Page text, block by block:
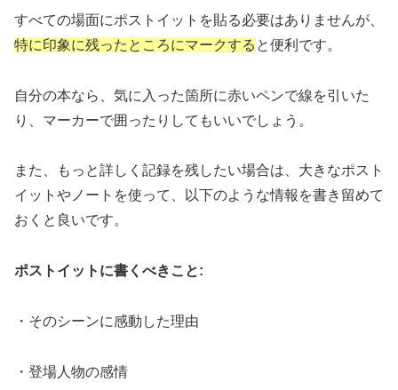
すべての場面にポストイットを貼る必要はありませんが、
特に印象に残ったところにマークする と便利です。
自分の本なら、気に入った箇所に赤いペンで線を引いた
り、マーカーで囲ったりしてもいいでしょう。
また、もっと詳しく記録を残したい場合は、大きなポスト
イットやノートを使って、以下のような情報を書き留めて
おくと良いです。
ポストイットに書くべきこと:
・そのシーンに感動した理由
・登場人物の感情